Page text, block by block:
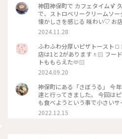
神田神保町で カフェタイム🍹
で、ストロベリークリームソ
懐かしさを感じる 味わい♡ お
な佇まい、 ダイヤル式の 赤電
今でも現役らしいのですが、
も、小スペースながら 落ち着
るのには、心地よい場所です
だそう。 創業当時から 受け継
健在、今回 いただいた クリー
す。 最近、あちらこちらで 目
クリームソーダは、こちらの
とも、歴史を感じさせてくれま
でしたが、この日は 気温が高
クールダウン💦 これで、クリ
なんて思いながら、ゆっくり
2024.11.28
ふわふわ分厚いピザトースト
店は1と2があります🚶🏻 フー
トももらえた🫶🏻
2024.09.20
神保町にある「さぼうる」 今
達と行ってきました。 今回は
も食べようという事で小さい
の席に通されて。 場所も駅前
のに ひっきりなしに来客が。
2022.12.15